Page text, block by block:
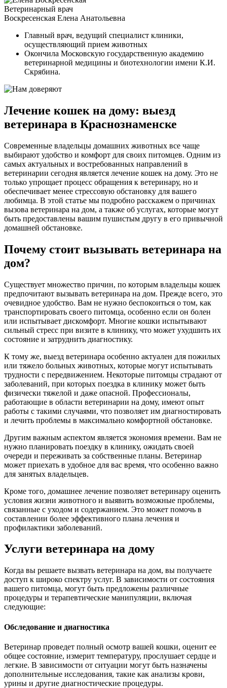
Ветеринарный врач
Воскресенская Елена Анатольевна
Главный врач, ведущий специалист клиники,
осуществляющий прием животных
Окончила Московскую государственную академию
ветеринарной медицины и биотехнологии имени К.И.
Скрябина.
Лечение кошек на дому: выезд
ветеринара в Краснознаменске
Современные владельцы домашних животных все чаще
выбирают удобство и комфорт для своих питомцев. Одним из
самых актуальных и востребованных направлений в
ветеринарии сегодня является лечение кошек на дому. Это не
только упрощает процесс обращения к ветеринару, но и
обеспечивает менее стрессовую обстановку для вашего
любимца. В этой статье мы подробно расскажем о причинах
вызова ветеринара на дом, а также об услугах, которые могут
быть предоставлены вашим пушистым другу в его привычной
домашней обстановке.
Почему стоит вызывать ветеринара на
дом?
Существует множество причин, по которым владельцы кошек
предпочитают вызывать ветеринара на дом. Прежде всего, это
очевидное удобство. Вам не нужно беспокоиться о том, как
транспортировать своего питомца, особенно если он болен
или испытывает дискомфорт. Многие кошки испытывают
сильный стресс при визите в клинику, что может ухудшить их
состояние и затруднить диагностику.
К тому же, выезд ветеринара особенно актуален для пожилых
или тяжело больных животных, которые могут испытывать
трудности с передвижением. Некоторые питомцы страдают от
заболеваний, при которых поездка в клинику может быть
физически тяжелой и даже опасной. Профессионалы,
работающие в области ветеринарии на дому, имеют опыт
работы с такими случаями, что позволяет им диагностировать
и лечить проблемы в максимально комфортной обстановке.
Другим важным аспектом является экономия времени. Вам не
нужно планировать поездку в клинику, ожидать своей
очереди и переживать за собственные планы. Ветеринар
может приехать в удобное для вас время, что особенно важно
для занятых владельцев.
Кроме того, домашнее лечение позволяет ветеринару оценить
условия жизни животного и выявить возможные проблемы,
связанные с уходом и содержанием. Это может помочь в
составлении более эффективного плана лечения и
профилактики заболеваний.
Услуги ветеринара на дому
Когда вы решаете вызвать ветеринара на дом, вы получаете
доступ к широко спектру услуг. В зависимости от состояния
вашего питомца, могут быть предложены различные
процедуры и терапевтические манипуляции, включая
следующие:
Обследование и диагностика
Ветеринар проведет полный осмотр вашей кошки, оценит ее
общее состояние, измерит температуру, прослушает сердце и
легкие. В зависимости от ситуации могут быть назначены
дополнительные исследования, такие как анализы крови,
урины и другие диагностические процедуры.